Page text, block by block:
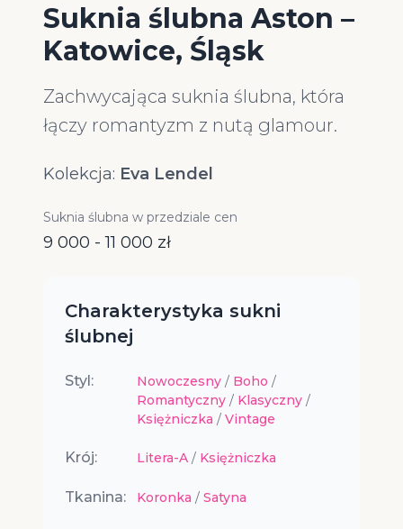
Suknia ślubna Aston –
Katowice, Śląsk
Zachwycająca suknia ślubna, która
łączy romantyzm z nutą glamour.
Kolekcja: Eva Lendel
Suknia ślubna w przedziale cen
9 000 - 11 000 zł
Charakterystyka sukni
ślubnej
Styl: Nowoczesny / Boho /
Romantyczny / Klasyczny /
Księżniczka / Vintage
Krój: Litera-A / Księżniczka
Tkanina: Koronka / Satyna